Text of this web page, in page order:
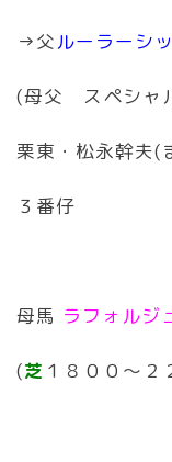
→父ルーラーシ
(母父 スペシャ
栗東・松永幹夫(
３番仔
母馬 ラフォルジ
(芝 １８００〜２